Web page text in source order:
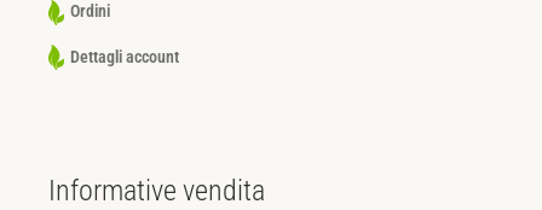
Ordini
Dettagli account
Informative vendita